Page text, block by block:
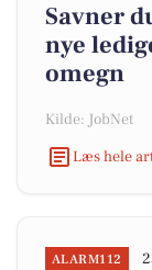
Savner
nye
omegn
Kilde: JobNet
Læs hele
ALARM112